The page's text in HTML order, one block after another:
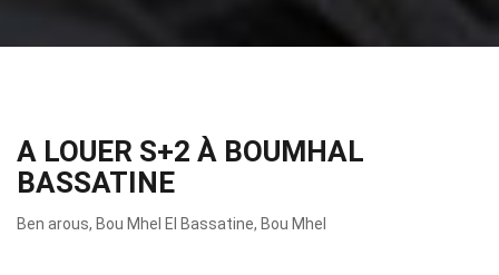
A LOUER S+2 À BOUMHAL
BASSATINE
Ben arous, Bou Mhel El Bassatine, Bou Mhel